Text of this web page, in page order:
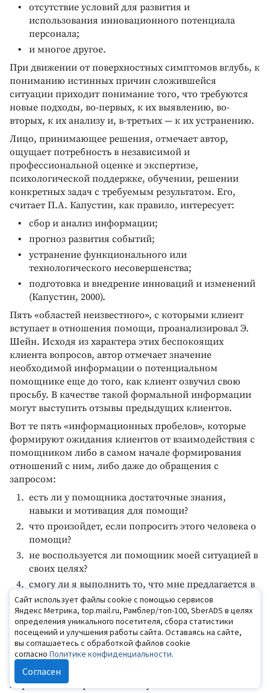
отсутствие условий для развития и
использования инновационного потенциала
персонала;
и многое другое.
При движении от поверхностных симптомов вглубь, к
пониманию истинных причин сложившейся
ситуации приходит понимание того, что требуются
новые подходы, во-первых, к их выявлению, во-
вторых, к их анализу и, в-третьих — к их устранению.
Лицо, принимающее решения, отмечает автор,
ощущает потребность в независимой и
профессиональной оценке и экспертизе,
психологической поддержке, обучении, решении
конкретных задач с требуемым результатом. Его,
считает П.А. Капустин, как правило, интересует:
сбор и анализ информации;
прогноз развития событий;
устранение функционального или
технологического несовершенства;
подготовка и внедрение инноваций и изменений
(Капустин, 2000).
Пять «областей неизвестного», с которыми клиент
вступает в отношения помощи, проанализировал Э.
Шейн. Исходя из характера этих беспокоящих
клиента вопросов, автор отмечает значение
необходимой информации о потенциальном
помощнике еще до того, как клиент озвучил свою
просьбу. В качестве такой формальной информации
могут выступить отзывы предыдущих клиентов.
Вот те пять «информационных пробелов», которые
формируют ожидания клиентов от взаимодействия с
помощником либо в самом начале формирования
отношений с ним, либо даже до обращения с
запросом:
есть ли у помощника достаточные знания,
навыки и мотивация для помощи?
что произойдет, если попросить этого человека о
помощи?
не воспользуется ли помощник моей ситуацией в
своих целях?
смогу ли я выполнить то, что мне предлагается в
качестве помощи?
какова стоимость принятия помощи в
финансовом, эмоциональном и социальном
плане? (Шейн, 2019).
В лексиконе профессиональных консультантов
существует пока не вышедший из категории
жаргонизмов термин — «консультабельность»
Сайт использует файлы cookie с помощью сервисов
Яндекс Метрика, top.mail.ru, Рамблер/топ-100, SberADS в целях
определения уникального посетителя, сбора статистики
посещений и улучшения работы сайта. Оставаясь на сайте,
вы соглашаетесь с обработкой файлов cookie
согласно Политике конфиденциальности.
Согласен